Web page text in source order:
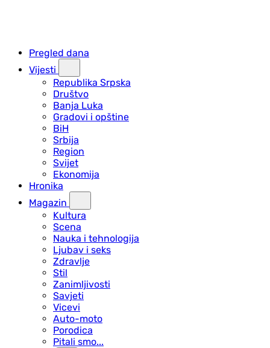
Pregled dana
Vijesti
Republika Srpska
Društvo
Banja Luka
Gradovi i opštine
BiH
Srbija
Region
Svijet
Ekonomija
Hronika
Magazin
Kultura
Scena
Nauka i tehnologija
Ljubav i seks
Zdravlje
Stil
Zanimljivosti
Savjeti
Vicevi
Auto-moto
Porodica
Pitali smo...